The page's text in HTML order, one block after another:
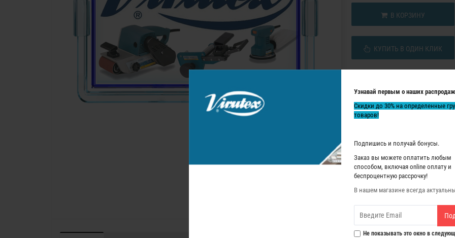
Узнавай первым о наших
Скидки до 30% на определенные
товаров!
Подпишись и получай бонусы.
Заказ вы можете оплатить любым
способом, включая online оплату и
беспроцентную рассрочку!
В нашем магазине всегда
Не показывать это окно в
В КОРЗИНУ
КУПИТЬ В ОДИН КЛИК